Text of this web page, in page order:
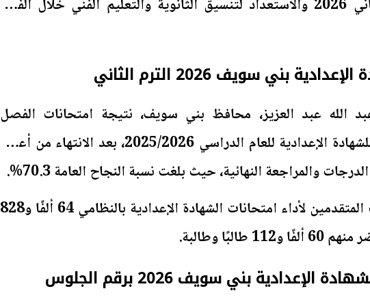
سويف الترم الثاني 2026 والاستعداد لتنسيق الثانوية والتعليم الفني خلال الفترة
بني سويف 2026 الترم الثاني
الله عبد العزيز، محافظ بني سويف، نتيجة امتحانات الفصل
الدراسي الثاني للشهادة الإعدادية للعام الدراسي 2025/2026، بعد الانتهاء من أعمال
والمراجعة النهائية، حيث بلغت نسبة النجاح العامة 70.3%.
وبلغ عدد الطلاب المتقدمين لأداء امتحانات الشهادة الإعدادية بالنظامي 64 ألفًا و828
طالبًا وطالبة.
الإعدادية بني سويف 2026 برقم الجلوس